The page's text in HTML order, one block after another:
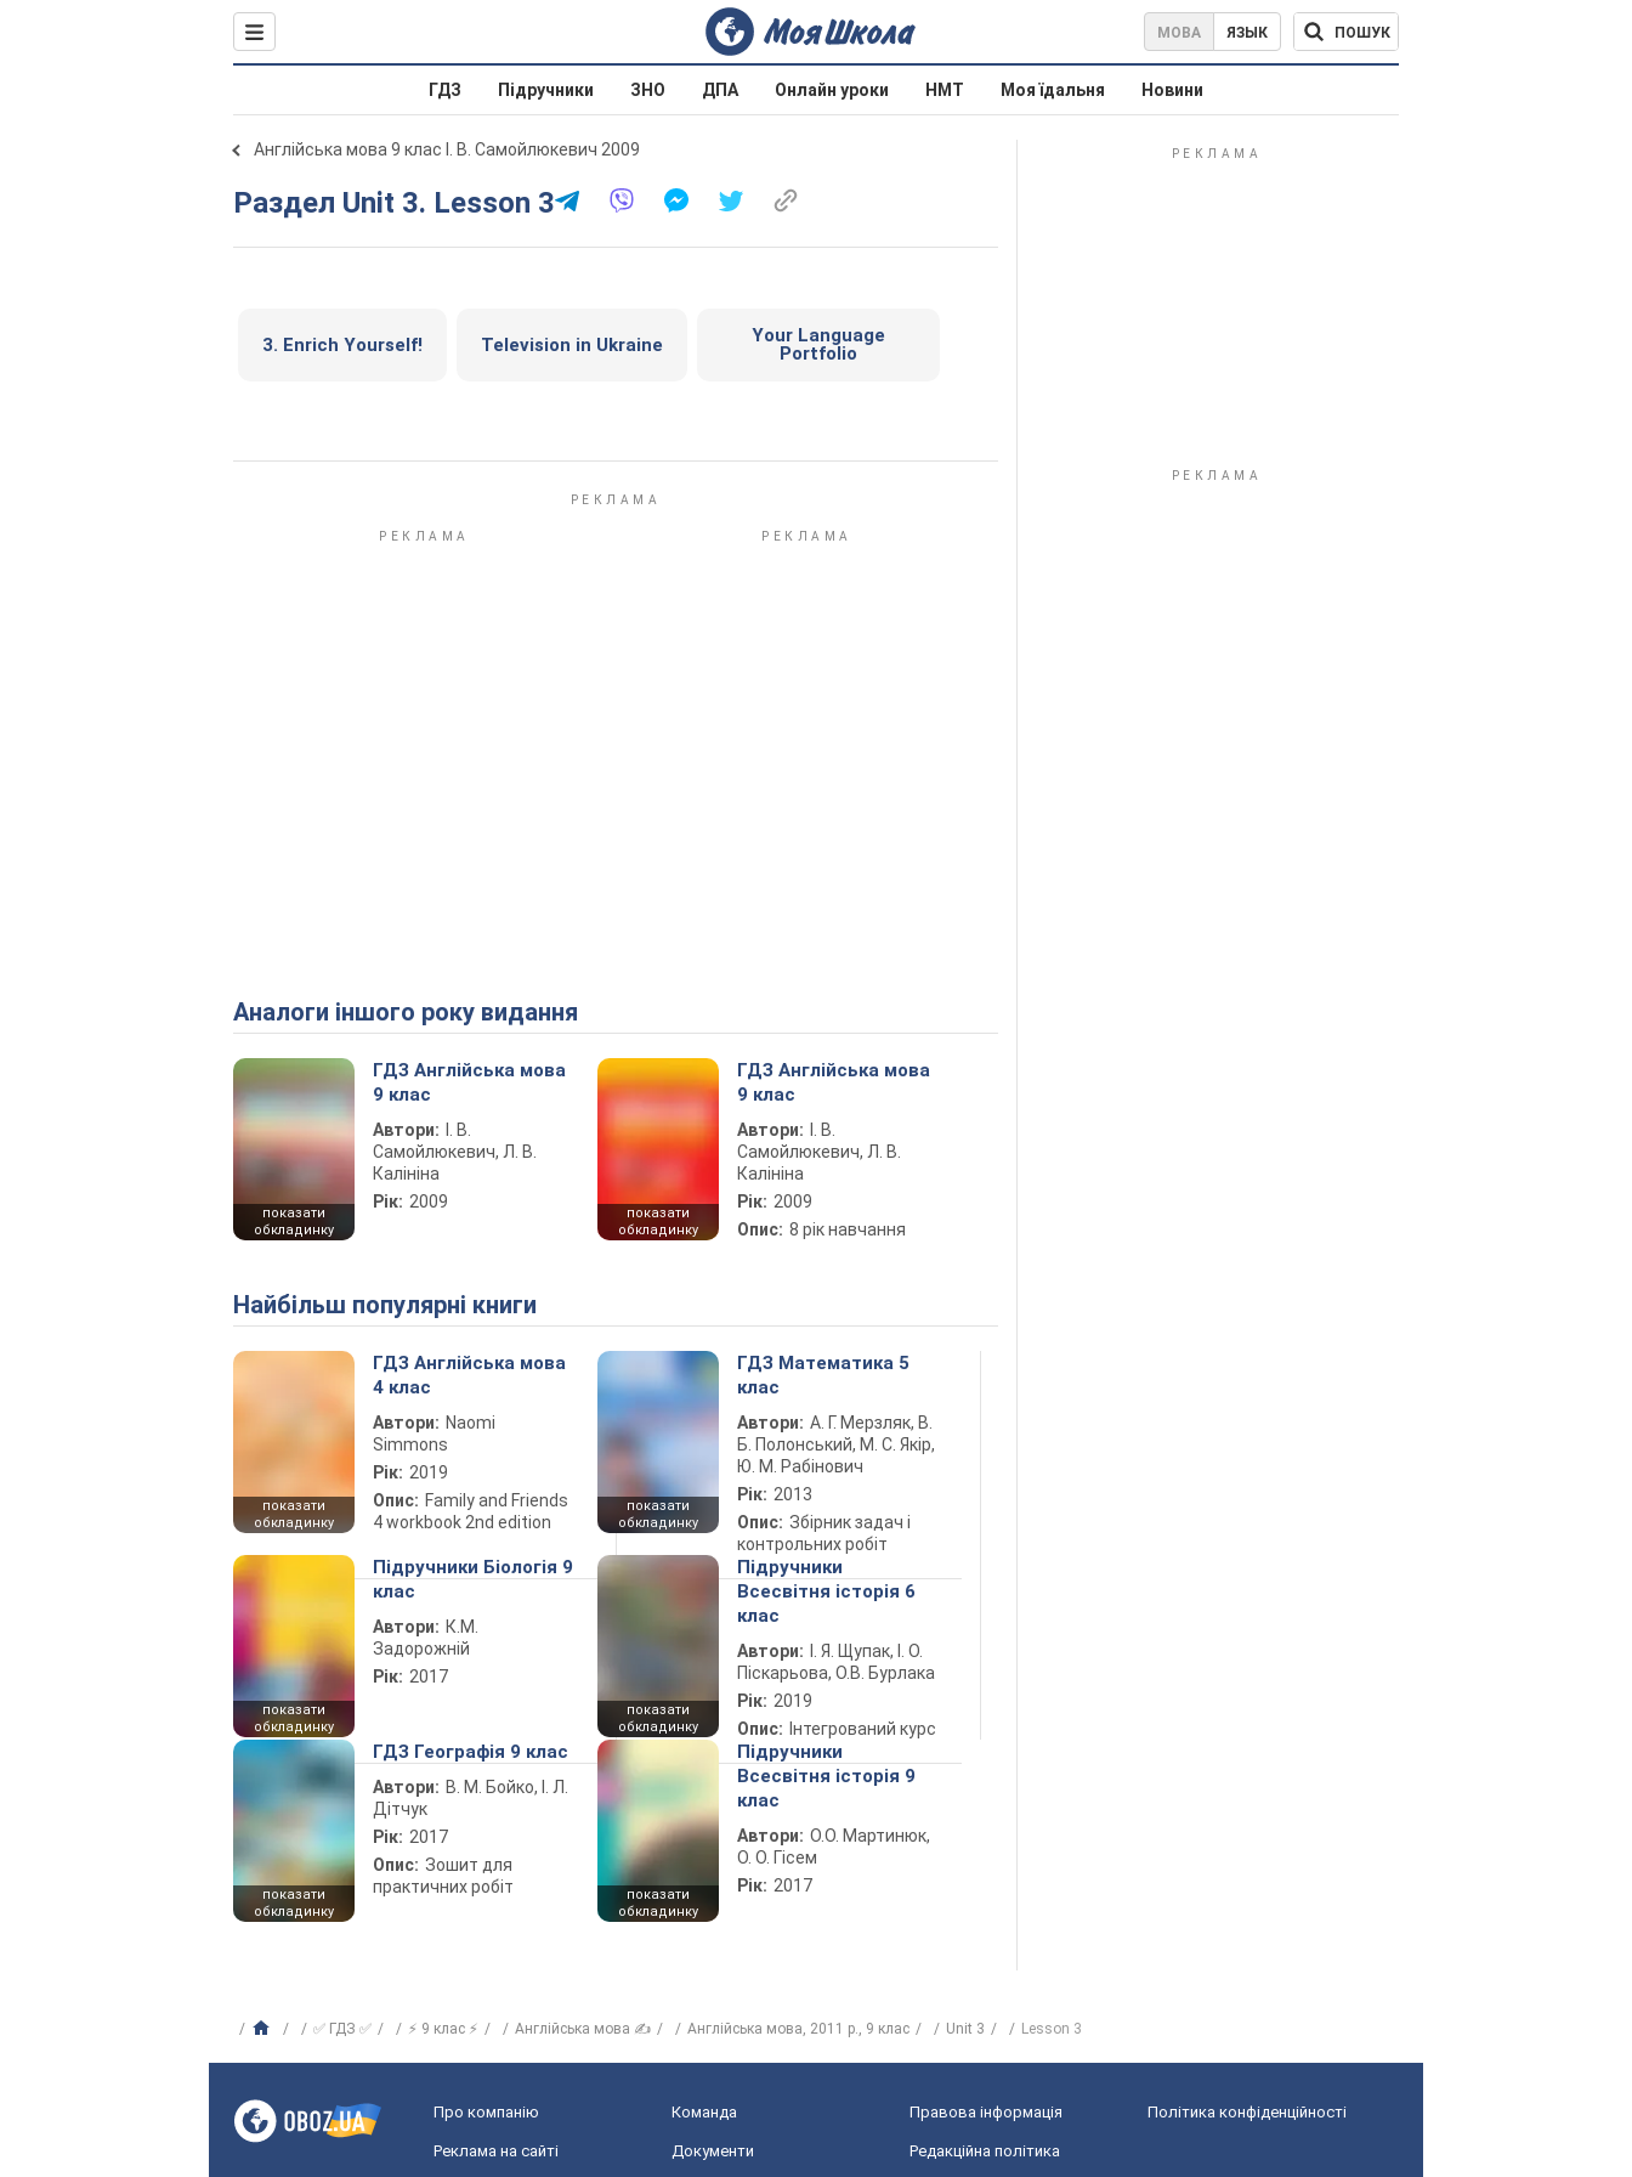
МОВА ЯЗЫК ПОШУК
ГДЗ Підручники ЗНО ДПА Онлайн уроки НМТ Моя їдальня Новини
Англійська мова 9 клас І. В. Самойлюкевич 2009
Раздел Unit 3. Lesson 3
3. Enrich Yourself! Television in Ukraine
Your Language
Portfolio
Аналоги іншого року видання
показати
обкладинку
ГДЗ Англійська мова
9 клас
Автори:
І. В.
Самойлюкевич, Л. В.
Калініна
Рік: 2009
показати
обкладинку
ГДЗ Англійська мова
9 клас
Автори:
І. В.
Самойлюкевич, Л. В.
Калініна
Рік: 2009
Опис: 8 рік навчання
Найбільш популярні книги
показати
обкладинку
ГДЗ Англійська мова
4 клас
Автори: Naomi
Simmons
Рік: 2019
Опис: Family and Friends
4 workbook 2nd edition
показати
обкладинку
ГДЗ Математика 5
клас
Автори: А. Г. Мерзляк, В.
Б. Полонський, М. С. Якір,
Ю. М. Рабінович
Рік: 2013
Опис: Збірник задач і
контрольних робіт
показати
обкладинку
Підручники Біологія 9
клас
Автори: К.М.
Задорожній
Рік: 2017
показати
обкладинку
Підручники
Всесвітня історія 6
клас
Автори:
І. Я. Щупак, І. О.
Піскарьова, О.В. Бурлака
Рік: 2019
Опис: Інтегрований курс
показати
обкладинку
ГДЗ Географія 9 клас
Автори: В. М. Бойко, І. Л.
Дітчук
Рік: 2017
Опис: Зошит для
практичних робіт
показати
обкладинку
Підручники
Всесвітня історія 9
клас
Автори: О.О. Мартинюк,
О. О. Гісем
Рік: 2017
✅ ГДЗ ✅ ⚡ 9 клас ⚡ Англійська мова ✍ Англійська мова, 2011 р., 9 клас Unit 3 Lesson 3
Про компанію Команда Правова інформація Політика конфіденційності
Реклама на сайті Документи Редакційна політика